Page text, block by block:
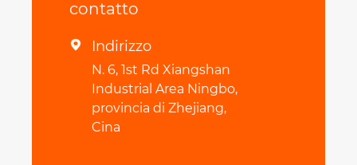
contatto
 Indirizzo
N. 6, 1st Rd Xiangshan
Industrial Area Ningbo,
provincia di Zhejiang,
Cina